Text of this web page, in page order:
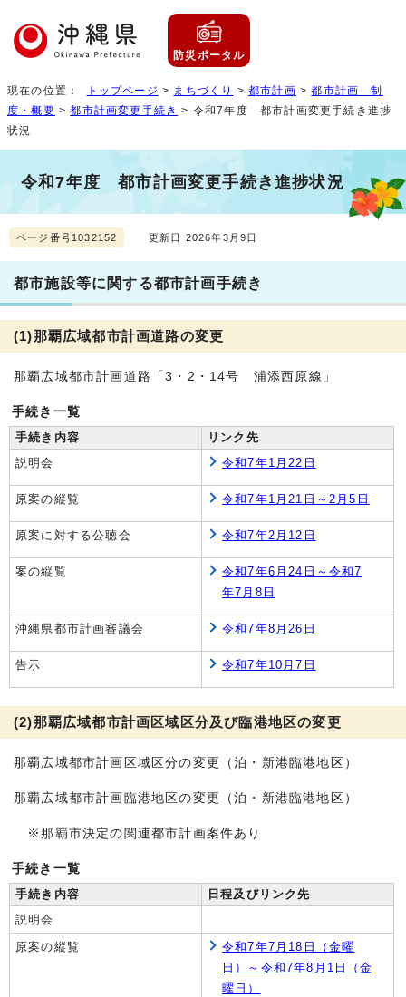
防災ポータル
現在の位置： トップページ > まちづくり >都市計画 >都市計画 制
度・概要 >都市計画変更手続き > 令和7年度 都市計画変更手続き進捗
状況
令和7年度 都市計画変更手続き進捗状況
ページ番号1032152 更新日 2026年3月9日
都市施設等に関する都市計画手続き
(1)那覇広域都市計画道路の変更
那覇広域都市計画道路「3・2・14号 浦添西原線」
手続き一覧
手続き内容
リンク先
説明会
令和7年1月22日
原案の縦覧 令和7年1月21日～2月5日
原案に対する公聴会 令和7年2月12日
案の縦覧
令和7年6月24日～令和7
年7月8日
沖縄県都市計画審議会 令和7年8月26日
告示 令和7年10月7日
(2)那覇広域都市計画区域区分及び臨港地区の変更
那覇広域都市計画区域区分の変更（泊・新港臨港地区）
那覇広域都市計画臨港地区の変更（泊・新港臨港地区）
※那覇市決定の関連都市計画案件あり
手続き一覧
手続き内容
日程及びリンク先
説明会
原案の縦覧
令和7年7月18日（金曜
日）～令和7年8月1日（金
曜日）